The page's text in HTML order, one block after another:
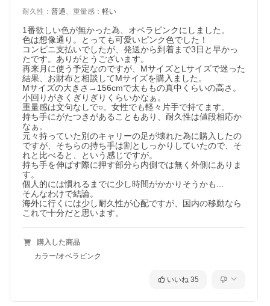
耐久性 ： 普通、 重量感 ： 軽い
1番欲しい色が無かった為、オペラピンクにしました。
色は想像通り。とっても可愛いピンク色でした！
コンビニ支払いでしたが、発送から到着まで3日と早かっ
たです。ありがとうございます。
再来月に使う予定なのですが、MサイズとLサイズで迷った
結果、お財布と相談してMサイズを購入ました。
Mサイズの大きさ→156cmで太ももの真中くらいの高さ。
小回りがきくぎりぎりくらいかなぁ。
重量感は文句なしで○。女性でも軽々片手で持てます。
持ち手にがたつきがあることもあり、耐久性は値段相応か
なぁ。
元々持っていた別のキャリーの足が壊れた為に購入したの
ですが、そちらの持ち手は割としっかりしていたので、そ
れと比べると、という感じですが。
持ち手を伸ばす際に押す部分ら内側では無く外側にありま
す。
個人的には慣れるまでに少し時間がかかりそうかも...
そんなわけで結論。
海外に行くには少し耐久性が心配ですが、国内の移動なら
これで十分だと思います。
購入した商品
カラー/オベラピンク
いいね 35